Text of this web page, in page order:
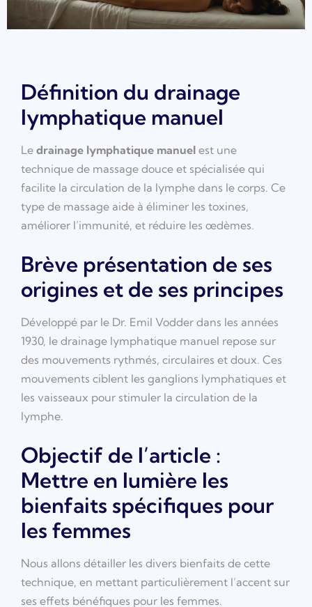
Définition du drainage
lymphatique manuel
Le drainage lymphatique manuel est une
technique de massage douce et spécialisée qui
facilite la circulation de la lymphe dans le corps. Ce
type de massage aide à éliminer les toxines,
améliorer l’immunité, et réduire les œdèmes.
Brève présentation de ses
origines et de ses principes
Développé par le Dr. Emil Vodder dans les années
1930, le drainage lymphatique manuel repose sur
des mouvements rythmés, circulaires et doux. Ces
mouvements ciblent les ganglions lymphatiques et
les vaisseaux pour stimuler la circulation de la
lymphe.
Objectif de l’article :
Mettre en lumière les
bienfaits spécifiques pour
les femmes
Nous allons détailler les divers bienfaits de cette
technique, en mettant particulièrement l’accent sur
ses effets bénéfiques pour les femmes.